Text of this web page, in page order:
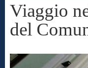
Viaggio
del